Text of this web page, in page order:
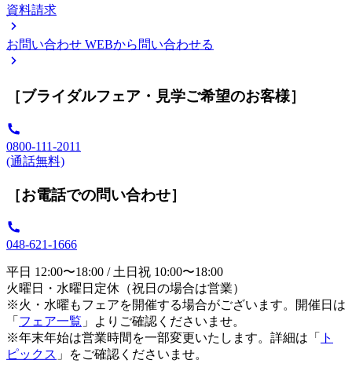
資料請求
お問い合わせ WEBから問い合わせる
［ブライダルフェア・見学ご希望のお客様］
0800-111-2011
(通話無料)
［お電話での問い合わせ］
048-621-1666
平日 12:00〜18:00 / 土日祝 10:00〜18:00
火曜日・水曜日定休（祝日の場合は営業）
※火・水曜もフェアを開催する場合がございます。開催日は
「 フェア一覧 」よりご確認くださいませ。
※年末年始は営業時間を一部変更いたします。詳細は「
ト
ピックス 」をご確認くださいませ。